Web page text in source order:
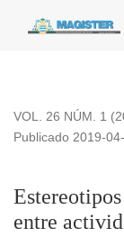
Estereotipos y
VOL. 26 NÚM. 1
entre
Publicado 2019-